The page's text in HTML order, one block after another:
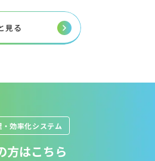
見る
効率化システム
方はこちら